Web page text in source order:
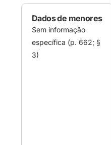
Dados de menores
Sem informação
específica (p. 662; §
3)